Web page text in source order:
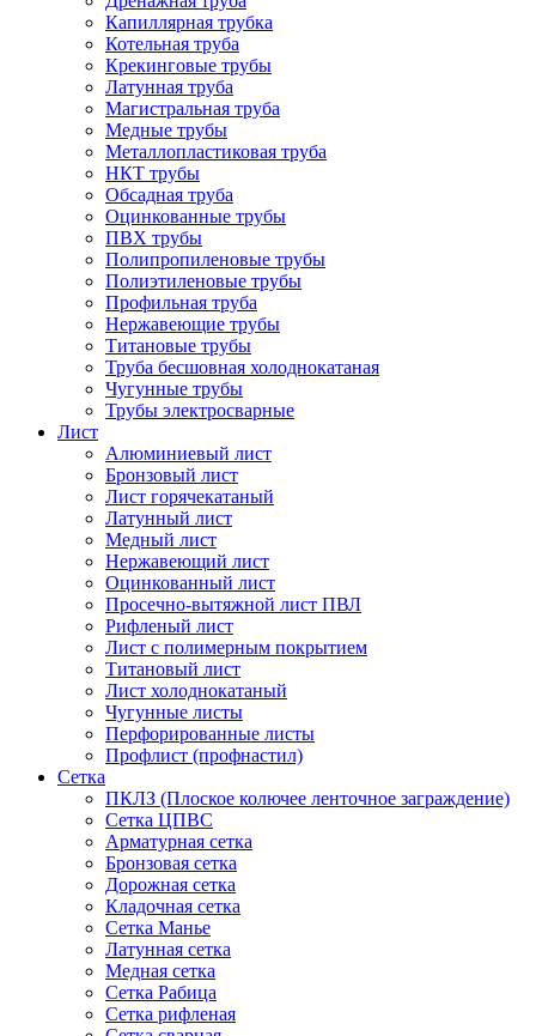
Капиллярная трубка
Котельная труба
Крекинговые трубы
Латунная труба
Магистральная труба
Медные трубы
Металлопластиковая труба
НКТ трубы
Обсадная труба
Оцинкованные трубы
ПВХ трубы
Полипропиленовые трубы
Полиэтиленовые трубы
Профильная труба
Нержавеющие трубы
Титановые трубы
Труба бесшовная холоднокатаная
Чугунные трубы
Трубы электросварные
Лист
Алюминиевый лист
Бронзовый лист
Лист горячекатаный
Латунный лист
Медный лист
Нержавеющий лист
Оцинкованный лист
Просечно-вытяжной лист ПВЛ
Рифленый лист
Лист с полимерным покрытием
Титановый лист
Лист холоднокатаный
Чугунные листы
Перфорированные листы
Профлист (профнастил)
Сетка
ПКЛЗ (Плоское колючее ленточное заграждение)
Сетка ЦПВС
Арматурная сетка
Бронзовая сетка
Дорожная сетка
Кладочная сетка
Сетка Манье
Латунная сетка
Медная сетка
Сетка Рабица
Сетка рифленая